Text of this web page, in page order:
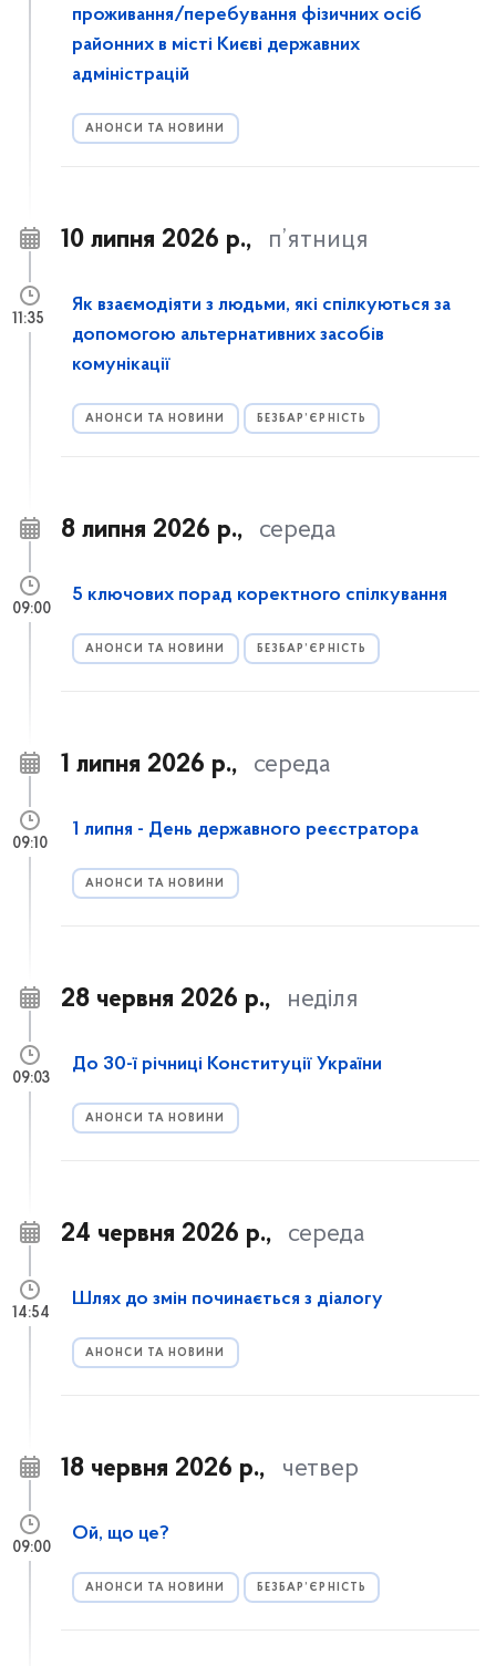
проживання/перебування фізичних осіб
районних в місті Києві державних
адміністрацій
АНОНСИ ТА НОВИНИ
10 липня 2026 р., п’ятниця
Як взаємодіяти з людьми, які спілкуються за
допомогою альтернативних засобів
комунікації
АНОНСИ ТА НОВИНИ БЕЗБАР’ЄРНІСТЬ
11:35
8 липня 2026 р., середа
5 ключових порад коректного спілкування
АНОНСИ ТА НОВИНИ БЕЗБАР’ЄРНІСТЬ
09:00
1 липня 2026 р., середа
1 липня - День державного реєстратора
АНОНСИ ТА НОВИНИ
09:10
28 червня 2026 р., неділя
До 30-ї річниці Конституції України
АНОНСИ ТА НОВИНИ
09:03
24 червня 2026 р., середа
Шлях до змін починається з діалогу
АНОНСИ ТА НОВИНИ
14:54
18 червня 2026 р., четвер
Ой, що це?
АНОНСИ ТА НОВИНИ БЕЗБАР’ЄРНІСТЬ
09:00